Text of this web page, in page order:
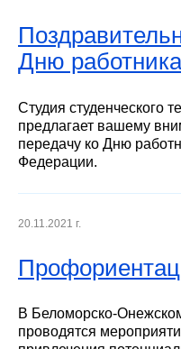
Дню
Студия студенческого
предлагает вашему
передачу ко Дню
Федерации.
20.11.2021 г.
В Беломорско-
проводятся